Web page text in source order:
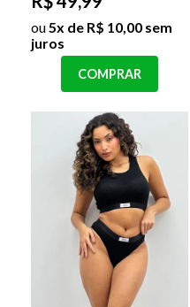
ou5x de R$ 10,00 sem
juros
COMPRAR